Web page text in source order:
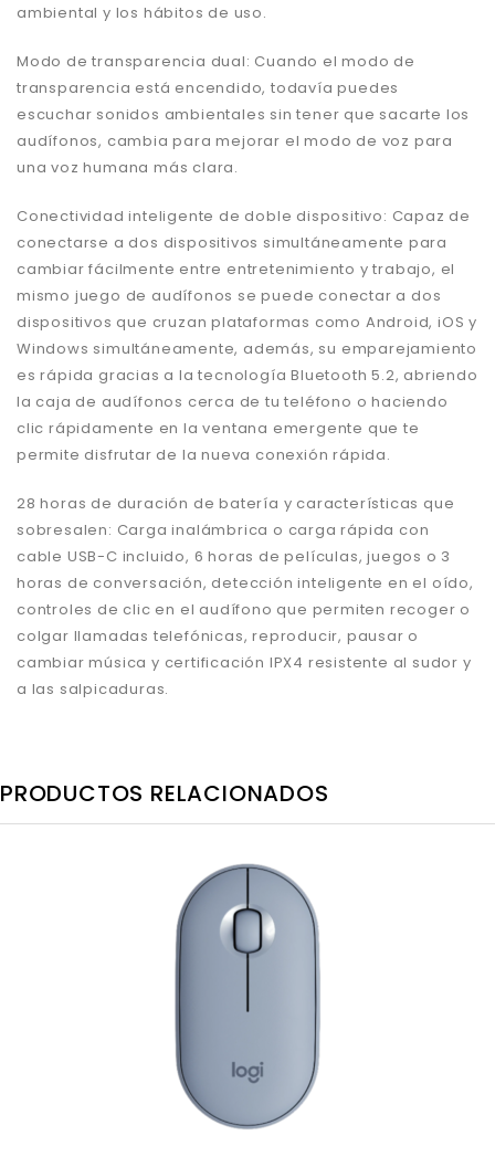
ambiental y los hábitos de uso.
Modo de transparencia dual: Cuando el modo de
transparencia está encendido, todavía puedes
escuchar sonidos ambientales sin tener que sacarte los
audífonos, cambia para mejorar el modo de voz para
una voz humana más clara.
Conectividad inteligente de doble dispositivo: Capaz de
conectarse a dos dispositivos simultáneamente para
cambiar fácilmente entre entretenimiento y trabajo, el
mismo juego de audífonos se puede conectar a dos
dispositivos que cruzan plataformas como Android, iOS y
Windows simultáneamente, además, su emparejamiento
es rápida gracias a la tecnología Bluetooth 5.2, abriendo
la caja de audífonos cerca de tu teléfono o haciendo
clic rápidamente en la ventana emergente que te
permite disfrutar de la nueva conexión rápida.
28 horas de duración de batería y características que
sobresalen: Carga inalámbrica o carga rápida con
cable USB-C incluido, 6 horas de películas, juegos o 3
horas de conversación, detección inteligente en el oído,
controles de clic en el audífono que permiten recoger o
colgar llamadas telefónicas, reproducir, pausar o
cambiar música y certificación IPX4 resistente al sudor y
a las salpicaduras.
PRODUCTOS RELACIONADOS